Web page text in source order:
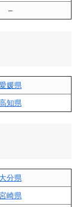
–
媛県
知県
大分県
崎県